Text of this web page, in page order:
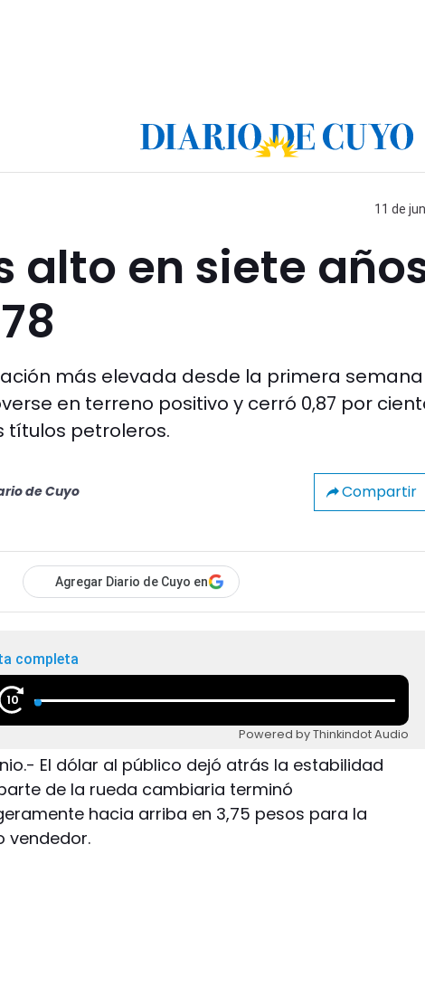
11 de
alto en siete
más elevada desde la primera semana
en terreno positivo y cerró 0,87 por
títulos petroleros.
de Cuyo Compartir
Agregar Diario de Cuyo en
completa
10
Powered by Thinkindot Audio
El dólar al público dejó atrás la estabilidad
de la rueda cambiaria terminó
hacia arriba en 3,75 pesos para la
vendedor.